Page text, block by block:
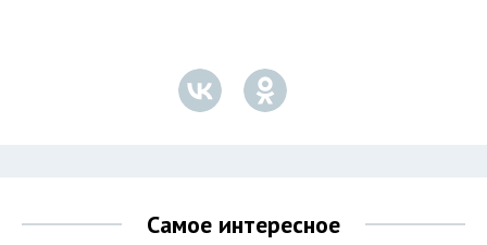
Самое интересное